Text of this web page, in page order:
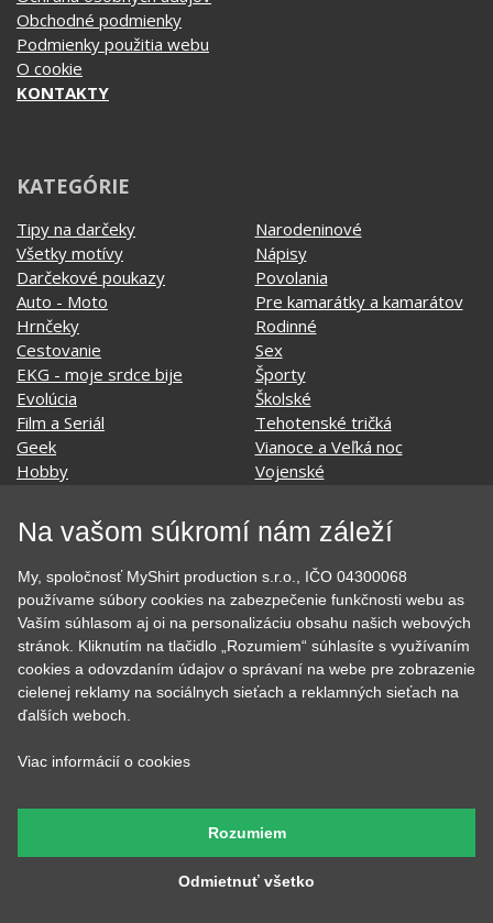
KATEGÓRIE
Tipy na darčeky
Všetky motívy
Darčekové poukazy
Cestovanie
Evolúcia
Film a Seriál
Geek
Hobby
Hudobné
Jedlo, pitie a relax
Kvetiny
Láska
Školské
Tehotenské tričká
Vianoce a Veľká noc
Vojenské
Významné dni
Zvierata
MyShirt
SOCIÁLNE SIETE
KONTAKT
MyShirt production s.r.o.
+420 606 105 375
info@myshirt.cz
46601 Jablonec nad Nisou, Česko
Na vašom súkromí nám záleží
My, spoločnosť MyShirt production s.r.o., IČO 04300068
používame súbory cookies na zabezpečenie funkčnosti webu as
Vaším súhlasom aj oi na personalizáciu obsahu našich webových
stránok. Kliknutím na tlačidlo „Rozumiem“ súhlasíte s využívaním
cookies a odovzdaním údajov o správaní na webe pre zobrazenie
cielenej reklamy na sociálnych sieťach a reklamných sieťach na
ďalších weboch.
Viac informácií o cookies
Odmietnuť všetko
Rozumiem